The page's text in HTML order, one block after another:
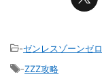
-ゼンレスゾーンゼロ
-ZZZ攻略